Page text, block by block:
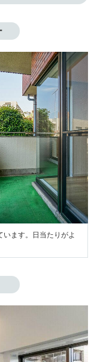
います。日当たりがよ